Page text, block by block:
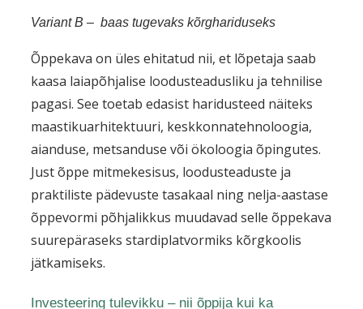
Variant B – baas tugevaks kõrghariduseks
Õppekava on üles ehitatud nii, et lõpetaja saab
kaasa laiapõhjalise loodusteadusliku ja tehnilise
pagasi. See toetab edasist haridusteed näiteks
maastikuarhitektuuri, keskkonnatehnoloogia,
aianduse, metsanduse või ökoloogia õpingutes.
Just õppe mitmekesisus, loodusteaduste ja
praktiliste pädevuste tasakaal ning nelja-aastase
õppevormi põhjalikkus muudavad selle õppekava
suurepäraseks stardiplatvormiks kõrgkoolis
jätkamiseks.
Investeering tulevikku – nii õppija kui ka